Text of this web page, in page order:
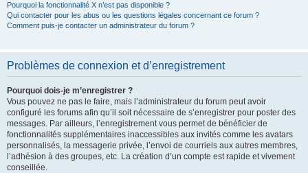
Pourquoi la fonctionnalité X n’est pas disponible ?
Qui contacter pour les abus ou les questions légales concernant ce forum ?
Comment puis-je contacter un administrateur du forum ?
Problèmes de connexion et d’enregistrement
Pourquoi dois-je m’enregistrer ?
Vous pouvez ne pas le faire, mais l’administrateur du forum peut avoir
configuré les forums afin qu’il soit nécessaire de s’enregistrer pour poster des
messages. Par ailleurs, l’enregistrement vous permet de bénéficier de
fonctionnalités supplémentaires inaccessibles aux invités comme les avatars
personnalisés, la messagerie privée, l’envoi de courriels aux autres membres,
l’adhésion à des groupes, etc. La création d’un compte est rapide et vivement
conseillée.